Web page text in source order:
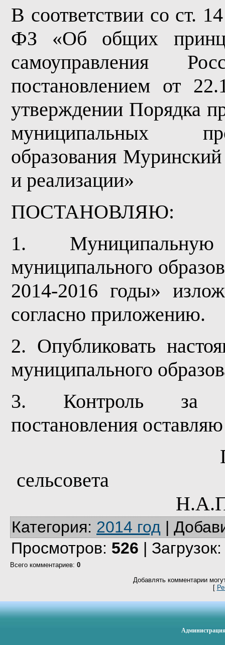
В соответствии со ст.
ФЗ «Об общих
самоуправления
постановлением от
утверждении Порядка
муниципальных
образования
и реализации»
ПОСТАНОВЛЯЮ:
1.
муниципального
2014-2016 годы»
согласно приложению.
2. Опубликовать
муниципального
3. Контроль за
постановления
Категория: 2014 год |
Просмотров: 526 | Загрузок
Всего комментариев: 0
Добавлять комментарии
[